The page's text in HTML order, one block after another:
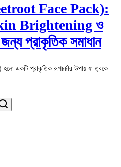
Face Pack):
Brightening ও
প্রাকৃতিক সমাধান
একটি প্রাকৃতিক রূপচর্চার উপায় যা ত্বকে